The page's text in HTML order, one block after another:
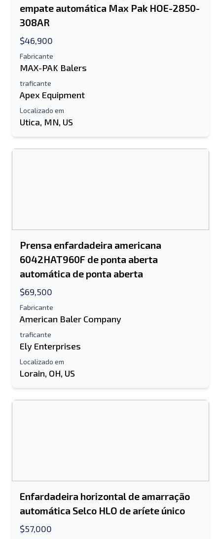
Endereço de e-mail
empate automática Max Pak HOE-2850-
308AR
$46,900
Fabricante
MAX-PAK Balers
traficante
Apex Equipment
Localizado em
Utica, MN, US
Prensa enfardadeira americana
6042HAT960F de ponta aberta
automática de ponta aberta
$69,500
Fabricante
American Baler Company
traficante
Ely Enterprises
Localizado em
Lorain, OH, US
Enfardadeira horizontal de amarração
automática Selco HLO de aríete único
$57,000
Enviar para um amigo
Lista de texto para dispositivo móvel